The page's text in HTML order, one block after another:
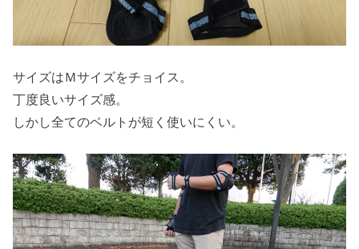
サイズはＭサイズをチョイス。
丁度良いサイズ感。
しかし全てのベルトが短く使いにくい。